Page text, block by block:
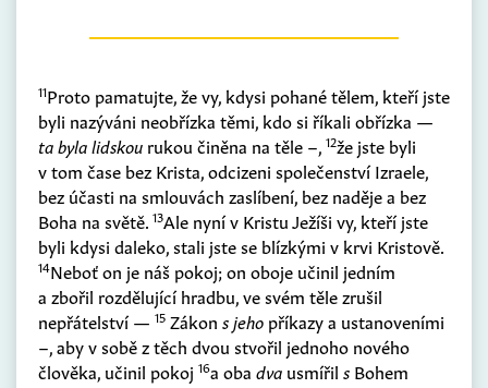
11Proto pamatujte, že vy, kdysi pohané tělem, kteří jste
byli nazýváni neobřízka těmi, kdo si říkali obřízka —
ta byla lidskou rukou činěna na těle –, 12že jste byli
v tom čase bez Krista, odcizeni společenství Izraele,
bez účasti na smlouvách zaslíbení, bez naděje a bez
Boha na světě. 13Ale nyní v Kristu Ježíši vy, kteří jste
byli kdysi daleko, stali jste se blízkými v krvi Kristově.
14Neboť on je náš pokoj; on oboje učinil jedním
a zbořil rozdělující hradbu, ve svém těle zrušil
nepřátelství — 15 Zákon s jeho příkazy a ustanoveními
–, aby v sobě z těch dvou stvořil jednoho nového
člověka, učinil pokoj 16a oba dva usmířil s Bohem